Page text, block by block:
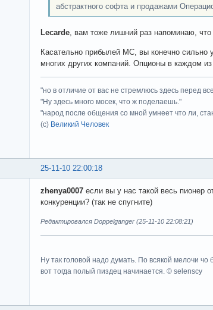
абстрактного софта и продажами
Lecarde , вам тоже лишний раз напоминаю,
Касательно прибылей МС, вы конечно сильно
многих других компаний. Опционы в каждом
"но в отличие от вас не стремлюсь здесь перед
"Ну здесь много мосек, что ж поделаешь."
"народ после общения со мной умнеет что ли,
(с) Великий Человек
25-11-10 22:00:18
zhenya0007 если вы у нас такой весь пионер
конкуренции? (так не спугните)
Редактировался Doppelganger (25-11-10 22:08:21)
Ну так головой надо думать. По всякой мелочи
вот тогда полый пиздец начинается. © selenscy